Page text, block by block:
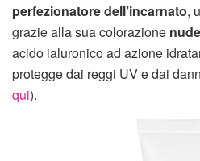
perfezionatore dell’incarnato,
grazie alla sua colorazione nude
acido ialuronico ad azione
protegge dai reggi UV e dai
qui).